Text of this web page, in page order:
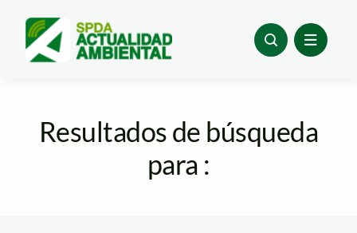
content
Resultados de búsqueda
para :